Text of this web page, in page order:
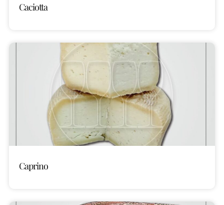
Caciotta
Caprino